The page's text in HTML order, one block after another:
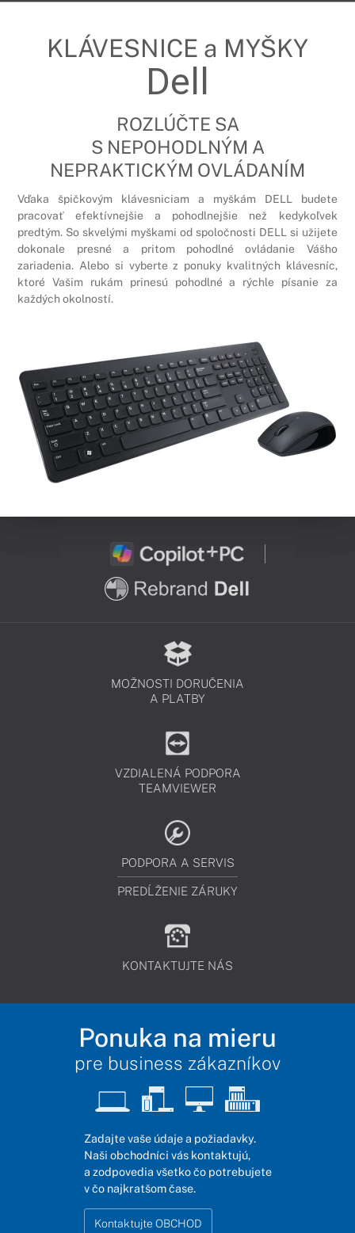
KLÁVESNICE a MYŠKY
Dell
ROZLÚČTE SA
S NEPOHODLNÝM A
NEPRAKTICKÝM OVLÁDANÍM
Vďaka špičkovým klávesniciam a myškám DELL budete
pracovať efektívnejšie a pohodlnejšie než kedykoľvek
predtým. So skvelými myškami od spoločnosti DELL si užijete
dokonale presné a pritom pohodlné ovládanie Vášho
zariadenia. Alebo si vyberte z ponuky kvalitných klávesníc,
ktoré Vašim rukám prinesú pohodlné a rýchle písanie za
každých okolností.
MOŽNOSTI DORUČENIA
A PLATBY
VZDIALENÁ PODPORA
TEAMVIEWER
PODPORA A SERVIS
PREDĹŽENIE ZÁRUKY
KONTAKTUJTE NÁS
Ponuka na mieru
pre business zákazníkov
Zadajte vaše údaje a požiadavky.
Naši obchodníci vás kontaktujú,
a zodpovedia všetko čo potrebujete
v čo najkratšom čase.
Kontaktujte OBCHOD